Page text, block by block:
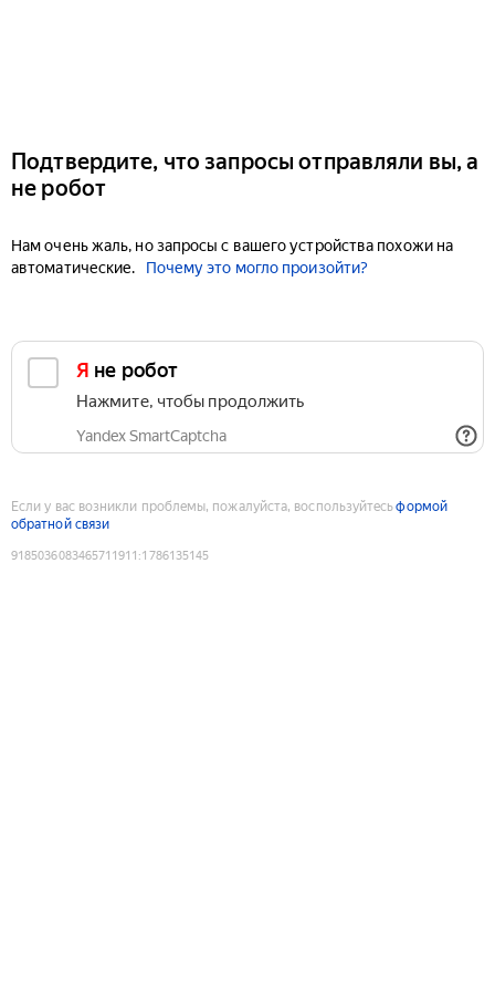
Подтвердите, что запросы отправляли вы, а
не робот
Нам очень жаль, но запросы с вашего устройства похожи на
автоматические.
Почему это могло произойти?
Я не робот
Нажмите, чтобы продолжить
Yandex SmartCaptcha
Если у вас возникли проблемы, пожалуйста, воспользуйтесьформой
обратной связи
9185036083465711911 :1786135145